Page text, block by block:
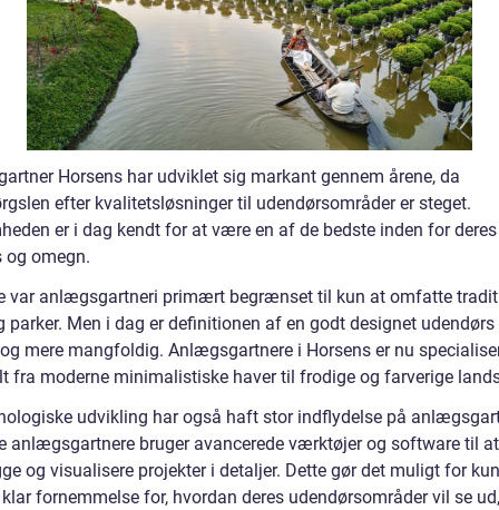
Horsens har udviklet sig markant gennem årene, da
efter kvalitetsløsninger til udendørsområder er steget.
er i dag kendt for at være en af de bedste inden for
og omegn.
var anlægsgartneri primært begrænset til kun at omfatte
parker. Men i dag er definitionen af en godt designet udendørs
mere mangfoldig. Anlægsgartnere i Horsens er nu
fra moderne minimalistiske haver til frodige og farverige
udvikling har også haft stor indflydelse på
anlægsgartnere bruger avancerede værktøjer og software til at
og visualisere projekter i detaljer. Dette gør det muligt for
fornemmelse for, hvordan deres udendørsområder vil se